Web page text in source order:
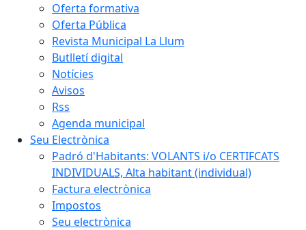
Oferta formativa
Oferta Pública
Revista Municipal La Llum
Butlletí digital
Notícies
Avisos
Rss
Agenda municipal
Seu Electrònica
Padró d'Habitants: VOLANTS i/o CERTIFCATS
INDIVIDUALS, Alta habitant (individual)
Factura electrònica
Impostos
Seu electrònica